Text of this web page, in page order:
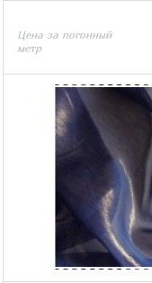
Цена за погонный
метр